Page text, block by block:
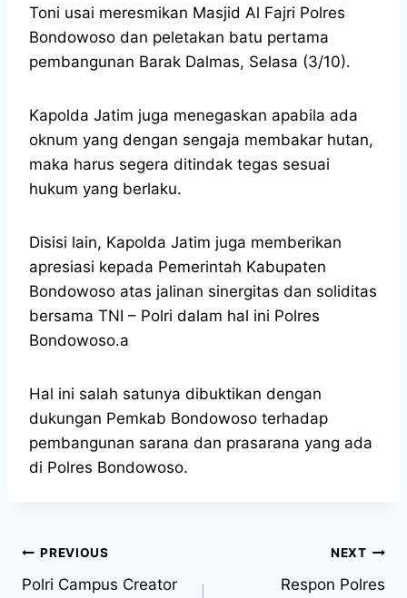
Toni usai meresmikan Masjid Al Fajri Polres
Bondowoso dan peletakan batu pertama
pembangunan Barak Dalmas, Selasa (3/10).
Kapolda Jatim juga menegaskan apabila ada
oknum yang dengan sengaja membakar hutan,
maka harus segera ditindak tegas sesuai
hukum yang berlaku.
Disisi lain, Kapolda Jatim juga memberikan
apresiasi kepada Pemerintah Kabupaten
Bondowoso atas jalinan sinergitas dan soliditas
bersama TNI – Polri dalam hal ini Polres
Bondowoso.a
Hal ini salah satunya dibuktikan dengan
dukungan Pemkab Bondowoso terhadap
pembangunan sarana dan prasarana yang ada
di Polres Bondowoso.
PREVIOUS
Polri Campus Creator
NEXT
Respon Polres